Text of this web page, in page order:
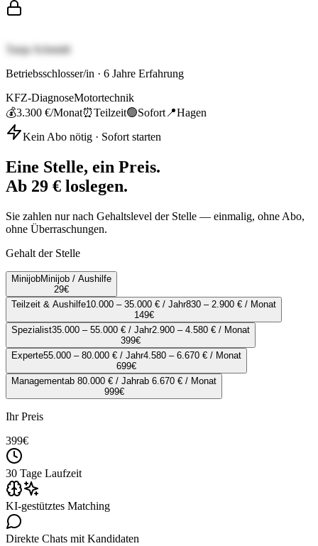
Tanja Schmidt
Betriebsschlosser/in · 6 Jahre Erfahrung
KFZ-DiagnoseMotortechnik
💰3.300 €/Monat⏰Teilzeit🟢Sofort 📍Hagen
Kein Abo nötig · Sofort starten
Eine Stelle, ein Preis.
Ab 29 € loslegen.
Sie zahlen nur nach Gehaltslevel der Stelle — einmalig, ohne Abo,
ohne Überraschungen.
Gehalt der Stelle
MinijobMinijob / Aushilfe
29€
Teilzeit & Aushilfe10.000 – 35.000 € / Jahr830 – 2.900 € / Monat
149€
Spezialist35.000 – 55.000 € / Jahr2.900 – 4.580 € / Monat
399€
Experte55.000 – 80.000 € / Jahr4.580 – 6.670 € / Monat
699€
Managementab 80.000 € / Jahrab 6.670 € / Monat
999€
Ihr Preis
399€
30 Tage Laufzeit
KI-gestütztes Matching
Direkte Chats mit Kandidaten